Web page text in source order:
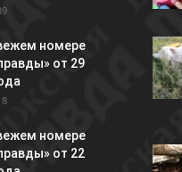
номере
от 29
номере
от 22